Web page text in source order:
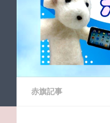
赤旗記事